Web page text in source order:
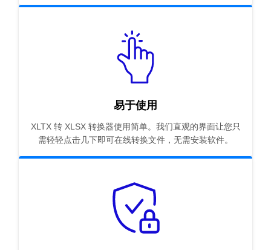
易于使用
XLTX 转 XLSX 转换器使用简单。我们直观的界面让您只
需轻轻点击几下即可在线转换文件，无需安装软件。